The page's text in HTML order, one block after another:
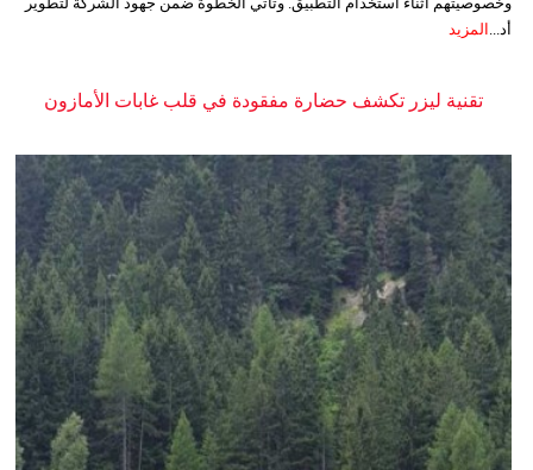
أد... المزيد
تقنية ليزر تكشف حضارة مفقودة في قلب غابات الأمازون